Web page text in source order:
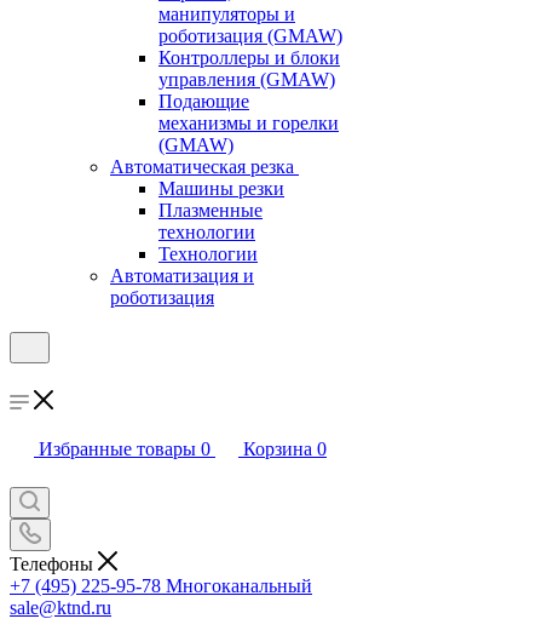
манипуляторы и
роботизация (GMAW)
Контроллеры и блоки
управления (GMAW)
Подающие
механизмы и горелки
(GMAW)
Автоматическая резка
Машины резки
Плазменные
технологии
Технологии
Автоматизация и
роботизация
Избранные товары 0 Корзина 0
Телефоны
+7 (495) 225-95-78 Многоканальный
sale@ktnd.ru